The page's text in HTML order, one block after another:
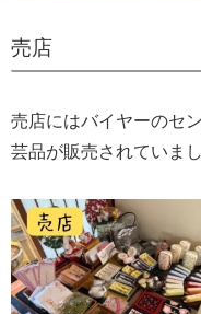
売店
売店にはバイヤーのセ
芸品が販売されていまし